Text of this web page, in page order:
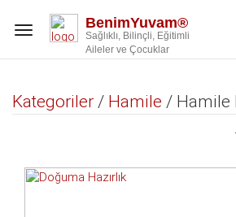
Toggle
BenimYuvam®
Sağlıklı, Bilinçli, Eğitimli
Aileler ve Çocuklar
Kategoriler / Hamile / Hamile